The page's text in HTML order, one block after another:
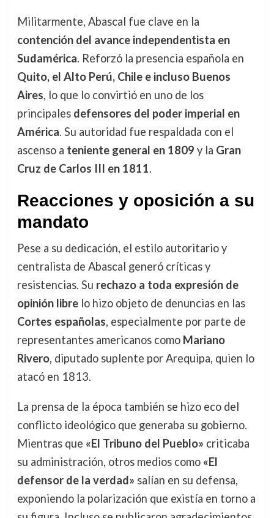
Militarmente, Abascal fue clave en la
contención del avance independentista en
Sudamérica. Reforzó la presencia española en
Quito, el Alto Perú, Chile e incluso Buenos
Aires, lo que lo convirtió en uno de los
principales defensores del poder imperial en
América. Su autoridad fue respaldada con el
ascenso a teniente general en 1809 y la Gran
Cruz de Carlos III en 1811.
Reacciones y oposición a su
mandato
Pese a su dedicación, el estilo autoritario y
centralista de Abascal generó críticas y
resistencias. Su rechazo a toda expresión de
opinión librelo hizo objeto de denuncias en las
Cortes españolas, especialmente por parte de
representantes americanos como Mariano
Rivero, diputado suplente por Arequipa, quien lo
atacó en 1813.
La prensa de la época también se hizo eco del
conflicto ideológico que generaba su gobierno.
Mientras que «El Tribuno del Pueblo» criticaba
su administración, otros medios como «El
defensor de la verdad» salían en su defensa,
exponiendo la polarización que existía en torno a